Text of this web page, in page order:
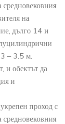
на
дълго 14 и
3 – 3.5 м.
и обектът да
и
проход с
средновековния